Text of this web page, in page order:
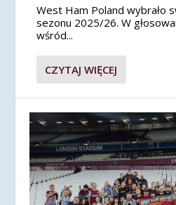
West Ham Poland wybrało
sezonu 2025/26. W
wśród...
CZYTAJ WIĘCEJ